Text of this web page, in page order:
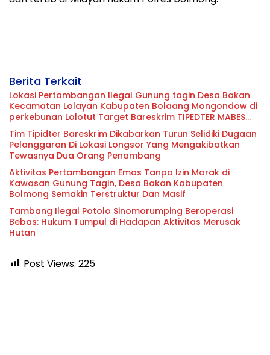
Berita Terkait
Lokasi Pertambangan Ilegal Gunung tagin Desa Bakan
Kecamatan Lolayan Kabupaten Bolaang Mongondow di
perkebunan Lolotut Target Bareskrim TIPEDTER MABES
POLRI
Tim Tipidter Bareskrim Dikabarkan Turun Selidiki Dugaan
Pelanggaran Di Lokasi Longsor Yang Mengakibatkan
Tewasnya Dua Orang Penambang
Aktivitas Pertambangan Emas Tanpa Izin Marak di
Kawasan Gunung Tagin, Desa Bakan Kabupaten
Bolmong Semakin Terstruktur Dan Masif
Tambang Ilegal Potolo Sinomorumping Beroperasi
Bebas: Hukum Tumpul di Hadapan Aktivitas Merusak
Hutan
Post Views: 225